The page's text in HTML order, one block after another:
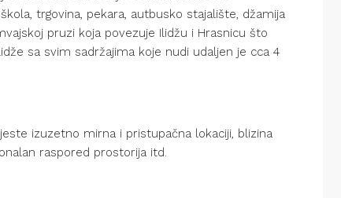
trgovina, pekara, autbusko stajalište, džamija
pruzi koja povezuje Ilidžu i Hrasnicu što
sa svim sadržajima koje nudi udaljen je cca 4
izuzetno mirna i pristupačna lokaciji, blizina
raspored prostorija itd.